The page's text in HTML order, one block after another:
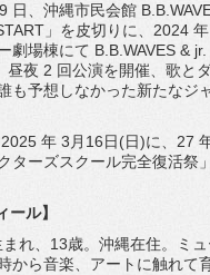
日、沖縄市民会館
」を皮切りに、2024
劇場棟にて B.B.WAVES &
昼夜 2 回公演を開催、歌と
も予想しなかった新たなジ
年 3月16日(日)に、27
ターズスクール完全復活祭
ル】
れ、13歳。沖縄在住。ミ
から音楽、アートに触れて